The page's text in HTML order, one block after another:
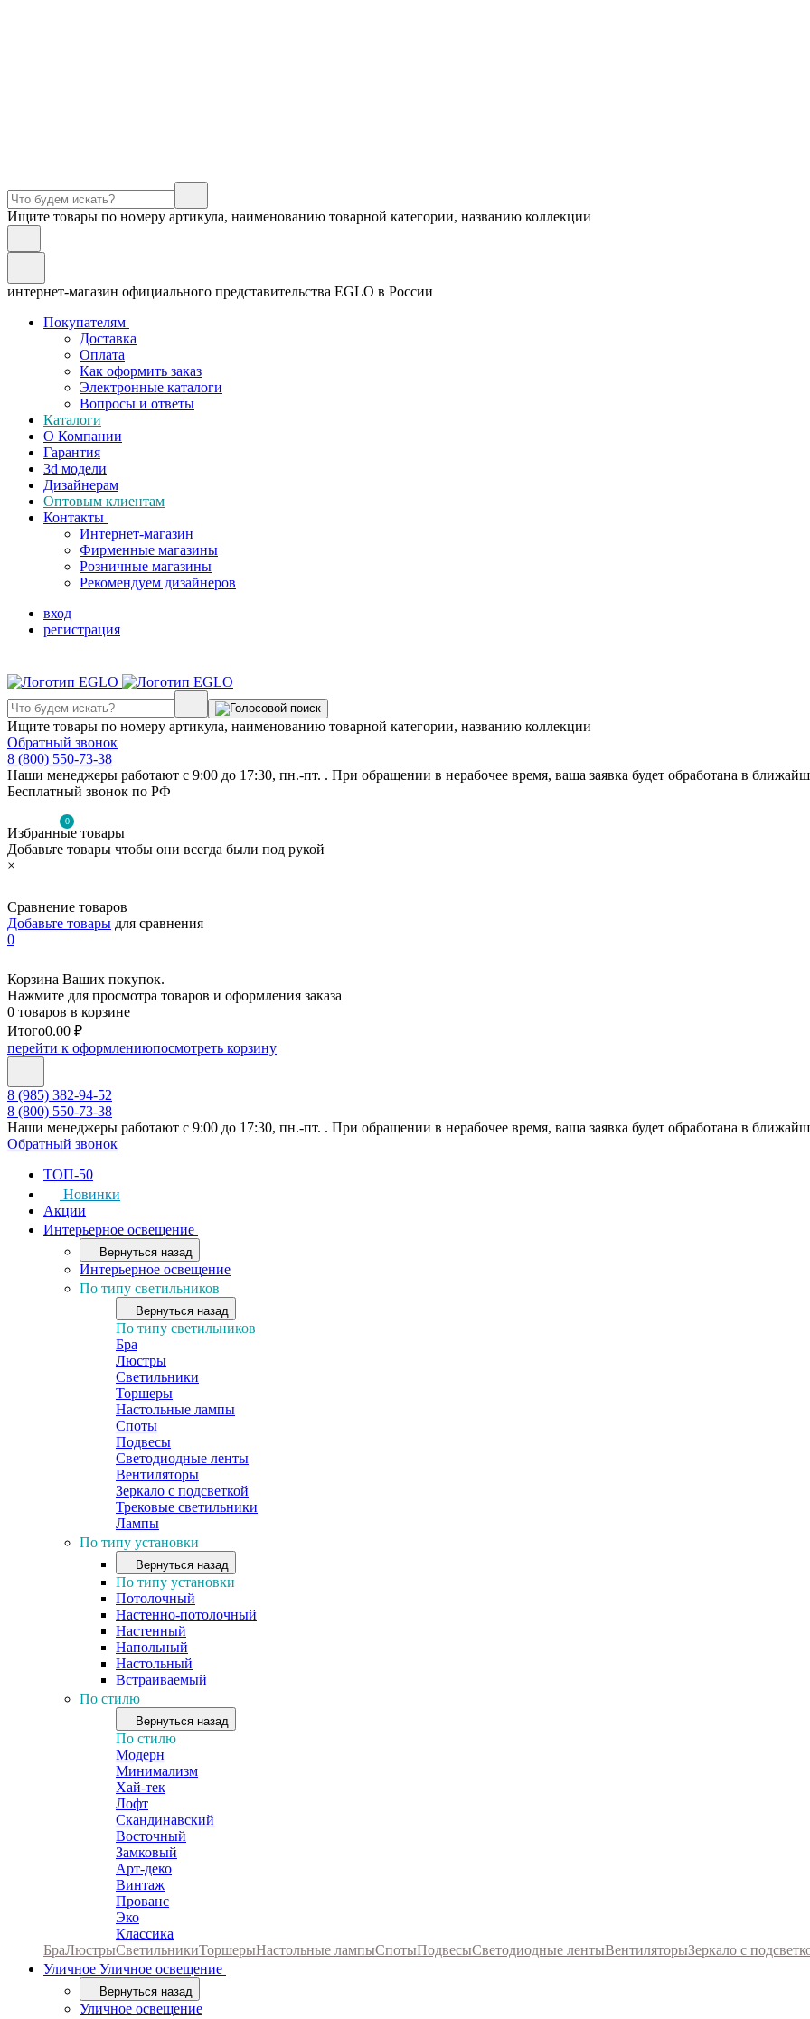
Ищите товары по номеру артикула, наименованию товарной категории, названию коллекции
интернет-магазин официального представительства EGLO в России
Покупателям
Доставка
Оплата
Как оформить заказ
Электронные каталоги
Вопросы и ответы
Каталоги
О Компании
Гарантия
3d модели
Дизайнерам
Оптовым клиентам
Контакты
Интернет-магазин
Фирменные магазины
Розничные магазины
Рекомендуем дизайнеров
вход
регистрация
Ищите товары по номеру артикула, наименованию товарной категории, названию коллекции
Обратный звонок
8 (800) 550-73-38
Наши менеджеры работают с 9:00 до 17:30, пн.-пт. . При обращении в нерабочее время, ваша заявка будет обработана в
Бесплатный звонок по РФ
0
Избранные товары
Добавьте товары чтобы они всегда были под рукой
×
Сравнение товаров
Добавьте товары для сравнения
0
Корзина Ваших покупок.
Нажмите для просмотра товаров и оформления заказа
0 товаров в корзине
Итого0.00 ₽
перейти к оформлениюпосмотреть корзину
8 (985) 382-94-52
8 (800) 550-73-38
Наши менеджеры работают с 9:00 до 17:30, пн.-пт. . При обращении в нерабочее время, ваша заявка будет обработана в
Обратный звонок
ТОП-50
Новинки
Акции
Интерьерное освещение
Вернуться назад
Интерьерное освещение
По типу светильников
Вернуться назад
По типу светильников
Бра
Люстры
Светильники
Торшеры
Настольные лампы
Споты
Подвесы
Светодиодные ленты
Вентиляторы
Зеркало с подсветкой
Трековые светильники
Лампы
По типу установки
Вернуться назад
По типу установки
Потолочный
Настенно-потолочный
Настенный
Напольный
Настольный
Встраиваемый
По стилю
Вернуться назад
По стилю
Модерн
Минимализм
Хай-тек
Лофт
Скандинавский
Восточный
Замковый
Арт-деко
Винтаж
Прованс
Эко
Классика
БраЛюстрыСветильникиТоршерыНастольные лампыСпотыПодвесыСветодиодные лентыВентиляторыЗеркало с
Уличное Уличное освещение
Вернуться назад
Уличное освещение